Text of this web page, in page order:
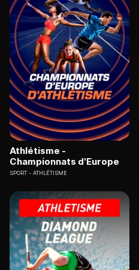
Athlétisme -
Championnats d'Europe
SPORT ATHLÉTISME